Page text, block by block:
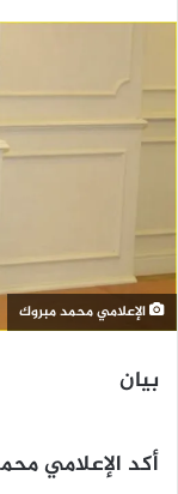
الإعلامي محمد مبروك
بيان
أكد الإعلامي